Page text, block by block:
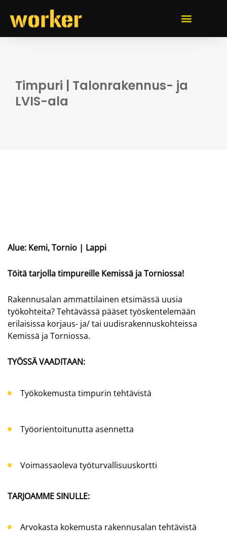
Timpuri | Talonrakennus- ja
LVIS-ala
Alue: Kemi, Tornio | Lappi
Töitä tarjolla timpureille Kemissä ja Torniossa!
Rakennusalan ammattilainen etsimässä uusia
työkohteita? Tehtävässä pääset työskentelemään
erilaisissa korjaus- ja/ tai uudisrakennuskohteissa
Kemissä ja Torniossa.
TYÖSSÄ VAADITAAN:
Työkokemusta timpurin tehtävistä
Työorientoitunutta asennetta
Voimassaoleva työturvallisuuskortti
TARJOAMME SINULLE:
Arvokasta kokemusta rakennusalan tehtävistä